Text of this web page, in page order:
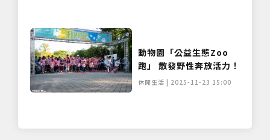
動物園「公益生態Zoo
跑」 散發野性奔放活力！
休閒生活 | 2025-11-23 15:00